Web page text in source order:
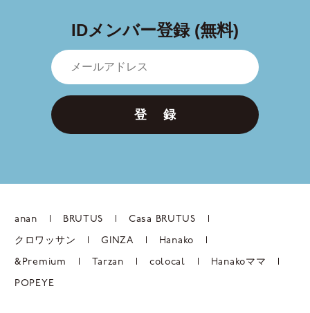
IDメンバー登録 (無料)
登 録
anan BRUTUS Casa BRUTUS
クロワッサン GINZA Hanako
&Premium Tarzan colocal Hanakoママ
POPEYE